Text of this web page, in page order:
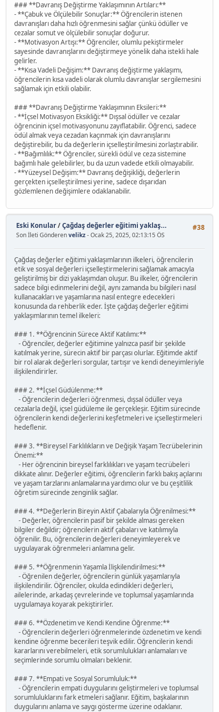
### **Davranış Değiştirme Yaklaşımının Artıları:**
- **Çabuk ve Ölçülebilir Sonuçlar:** Öğrencilerin istenen
davranışları daha hızlı öğrenmesini sağlar çünkü ödüller ve
cezalar somut ve ölçülebilir sonuçlar doğurur.
- **Motivasyon Artışı:** Öğrenciler, olumlu pekiştirmeler
sayesinde davranışlarını değiştirmeye yönelik daha istekli hale
gelirler.
- **Kısa Vadeli Değişim:** Davranış değiştirme yaklaşımı,
öğrencilerin kısa vadeli olarak olumlu davranışlar sergilemesini
sağlamak için etkili olabilir.
### **Davranış Değiştirme Yaklaşımının Eksileri:**
- **İçsel Motivasyon Eksikliği:** Dışsal ödüller ve cezalar
öğrencinin içsel motivasyonunu zayıflatabilir. Öğrenci, sadece
ödül almak veya cezadan kaçınmak için davranışlarını
değiştirebilir, bu da değerlerin içselleştirilmesini zorlaştırabilir.
- **Bağımlılık:** Öğrenciler, sürekli ödül ve ceza sistemine
bağımlı hale gelebilirler, bu da uzun vadede etkili olmayabilir.
- **Yüzeysel Değişim:** Davranış değişikliği, değerlerin
gerçekten içselleştirilmesi yerine, sadece dışarıdan
gözlemlenen değişimlere odaklanabilir.
#38
Eski Konular/Çağdaş değerler eğitimi yaklaş...
Son İleti Gönderenvelikz- Ocak 25, 2025, 02:13:15 ÖS
Çağdaş değerler eğitimi yaklaşımlarının ilkeleri, öğrencilerin
etik ve sosyal değerleri içselleştirmelerini sağlamak amacıyla
geliştirilmiş bir dizi yaklaşımdan oluşur. Bu ilkeler, öğrencilerin
sadece bilgi edinmelerini değil, aynı zamanda bu bilgileri nasıl
kullanacakları ve yaşamlarına nasıl entegre edecekleri
konusunda da rehberlik eder. İşte çağdaş değerler eğitimi
yaklaşımlarının temel ilkeleri:
### 1. **Öğrencinin Sürece Aktif Katılımı:**
- Öğrenciler, değerler eğitimine yalnızca pasif bir şekilde
katılmak yerine, sürecin aktif bir parçası olurlar. Eğitimde aktif
bir rol alarak değerleri sorgular, tartışır ve kendi deneyimleriyle
ilişkilendirirler.
### 2. **İçsel Güdülenme:**
- Öğrencilerin değerleri öğrenmesi, dışsal ödüller veya
cezalarla değil, içsel güdüleme ile gerçekleşir. Eğitim sürecinde
öğrencilerin kendi değerlerini keşfetmeleri ve içselleştirmeleri
hedeflenir.
### 3. **Bireysel Farklılıkların ve Değişik Yaşam Tecrübelerinin
Önemi:**
- Her öğrencinin bireysel farklılıkları ve yaşam tecrübeleri
dikkate alınır. Değerler eğitimi, öğrencilerin farklı bakış açılarını
ve yaşam tarzlarını anlamalarına yardımcı olur ve bu çeşitlilik
öğretim sürecinde zenginlik sağlar.
### 4. **Değerlerin Bireyin Aktif Çabalarıyla Öğrenilmesi:**
- Değerler, öğrencilerin pasif bir şekilde alması gereken
bilgiler değildir; öğrencilerin aktif çabaları ve katılımıyla
öğrenilir. Bu, öğrencilerin değerleri deneyimleyerek ve
uygulayarak öğrenmeleri anlamına gelir.
### 5. **Öğrenmenin Yaşamla İlişkilendirilmesi:**
- Öğrenilen değerler, öğrencilerin günlük yaşamlarıyla
ilişkilendirilir. Öğrenciler, okulda edindikleri değerleri,
ailelerinde, arkadaş çevrelerinde ve toplumsal yaşamlarında
uygulamaya koyarak pekiştirirler.
### 6. **Özdenetim ve Kendi Kendine Öğrenme:**
- Öğrencilerin değerleri öğrenmelerinde özdenetim ve kendi
kendine öğrenme becerileri teşvik edilir. Öğrencilerin kendi
kararlarını verebilmeleri, etik sorumlulukları anlamaları ve
seçimlerinde sorumlu olmaları beklenir.
### 7. **Empati ve Sosyal Sorumluluk:**
- Öğrencilerin empati duygularını geliştirmeleri ve toplumsal
sorumluluklarını fark etmeleri sağlanır. Eğitim, başkalarının
duygularını anlama ve saygı gösterme üzerine odaklanır.